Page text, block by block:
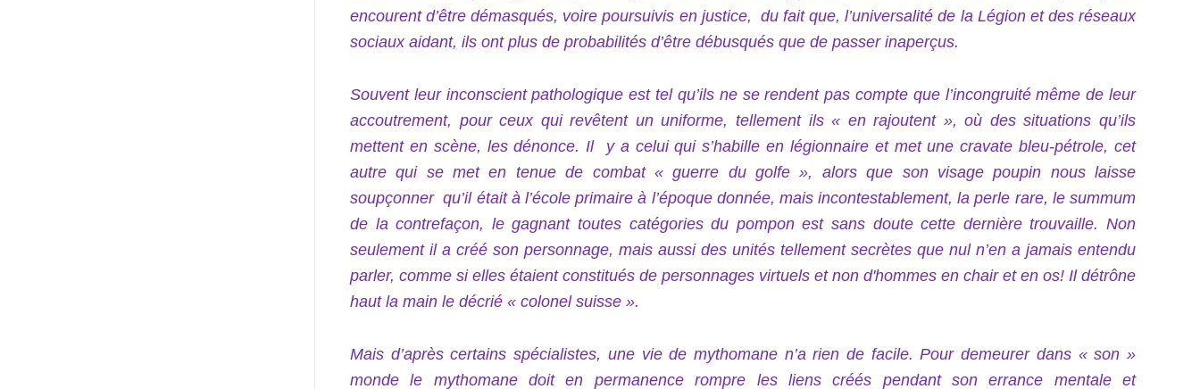
encourent d’être démasqués, voire poursuivis en justice, du fait que, l’universalité de la Légion et des réseaux
sociaux aidant, ils ont plus de probabilités d’être débusqués que de passer inaperçus.
Souvent leur inconscient pathologique est tel qu’ils ne se rendent pas compte que l’incongruité même de leur
accoutrement, pour ceux qui revêtent un uniforme, tellement ils « en rajoutent », où des situations qu’ils
mettent en scène, les dénonce. Il y a celui qui s’habille en légionnaire et met une cravate bleu-pétrole, cet
autre qui se met en tenue de combat « guerre du golfe », alors que son visage poupin nous laisse
soupçonner qu’il était à l’école primaire à l’époque donnée, mais incontestablement, la perle rare, le summum
de la contrefaçon, le gagnant toutes catégories du pompon est sans doute cette dernière trouvaille. Non
seulement il a créé son personnage, mais aussi des unités tellement secrètes que nul n’en a jamais entendu
parler, comme si elles étaient constitués de personnages virtuels et non d'hommes en chair et en os! Il détrône
haut la main le décrié « colonel suisse ».
Mais d’après certains spécialistes, une vie de mythomane n’a rien de facile. Pour demeurer dans « son »
monde le mythomane doit en permanence rompre les liens créés pendant son errance mentale et